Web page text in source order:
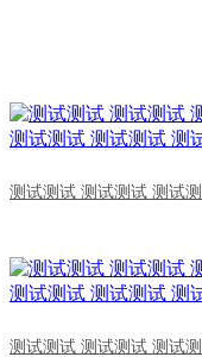
测试测试 测试测试 测试
测试测试 测试测试 测试